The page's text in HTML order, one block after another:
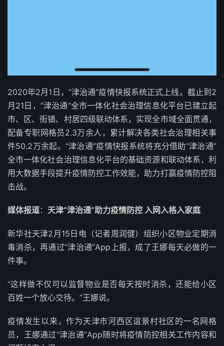
2020年2月1日，“津治通”疫情快报系统正式上线。截止到2
月21日，“津治通”全市一体化社会治理信息化平台已建立起
市、区、街镇、村居四级联动体系，实现全市域全面贯通，
配备专职网格员2.3万余人，累计解决各类社会治理相关事
件50.2万余起。“津治通”疫情快报系统将充分借助“津治通”
全市一体化社会治理信息化平台的基础资源和联动体系，利
用大数据手段提升疫情防控工作效能，助力打赢疫情防控阻
击战。
媒体报道： 天津“津治通”助力疫情防控 入网入格入家庭
新华社天津2月15日电（记者周润健）组织小区物业定期消
毒消杀，再通过“津治通”App上报，成了王娜每天必做的一
件事。
“这样做不仅可以监督物业是否每天按时消杀，还能给小区
百姓一个放心交待。”王娜说。
疫情发生以来，作为天津市河西区谊景村社区的一名网格
员，王娜通过“津治通”App随时将疫情防控相关工作内容和